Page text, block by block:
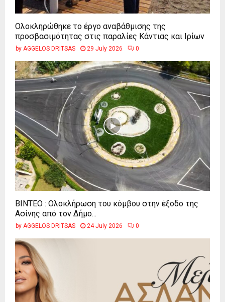
Ολοκληρώθηκε το έργο αναβάθμισης της
προσβασιμότητας στις παραλίες Κάντιας και Ιρίων
by AGGELOS DRITSAS 29 July 2026 0
ΒΙΝΤΕΟ : Ολοκλήρωση του κόμβου στην έξοδο της
Ασίνης από τον Δήμο...
by AGGELOS DRITSAS 24 July 2026 0